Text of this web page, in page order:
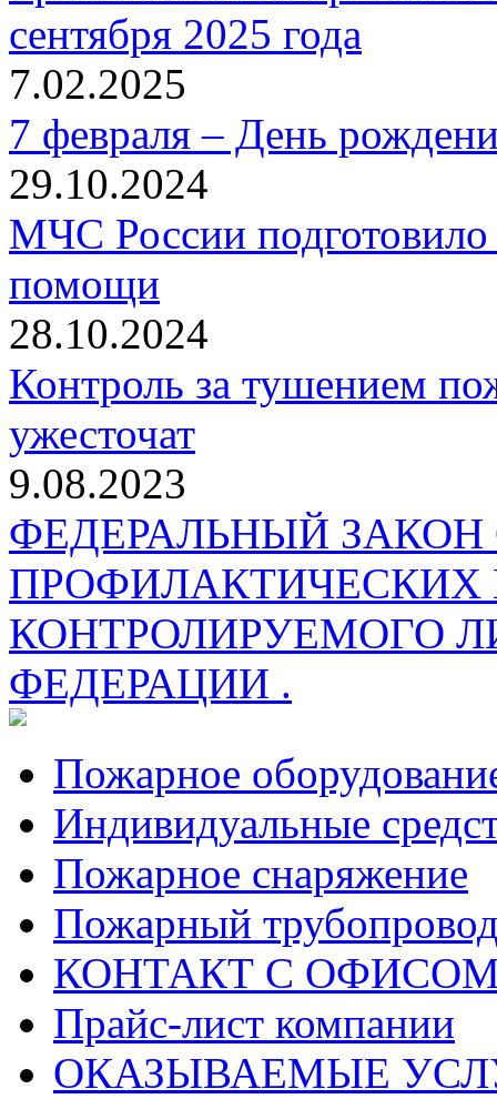
сентября 2025 года
7.02.2025
7 февраля – День
29.10.2024
МЧС России
помощи
28.10.2024
Контроль за тушением
ужесточат
9.08.2023
ФЕДЕРАЛЬНЫЙ
КОНТРОЛИРУЕМОГО
ФЕДЕРАЦИИ .
Пожарное
Индивидуальные
Пожарное снаряжение
Пожарный
КОНТАКТ С ОФИСОМ
Прайс-лист компании
ОКАЗЫВАЕМЫЕ